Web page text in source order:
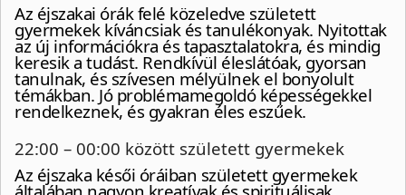
Az éjszakai órák felé közeledve született
gyermekek kíváncsiak és tanulékonyak. Nyitottak
az új információkra és tapasztalatokra, és mindig
keresik a tudást. Rendkívül éleslátóak, gyorsan
tanulnak, és szívesen mélyülnek el bonyolult
témákban. Jó problémamegoldó képességekkel
rendelkeznek, és gyakran éles eszűek.
22:00 – 00:00 között született gyermekek
Az éjszaka késői óráiban született gyermekek